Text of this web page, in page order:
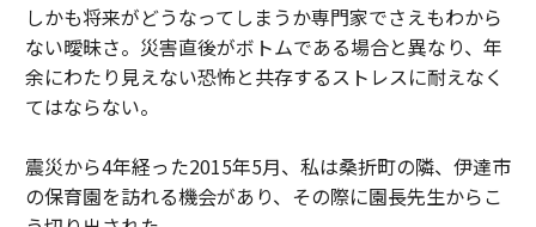
しかも将来がどうなってしまうか専門家でさえもわから
ない曖昧さ。災害直後がボトムである場合と異なり、年
余にわたり見えない恐怖と共存するストレスに耐えなく
てはならない。
震災から4年経った2015年5月、私は桑折町の隣、伊達市
の保育園を訪れる機会があり、その際に園長先生からこ